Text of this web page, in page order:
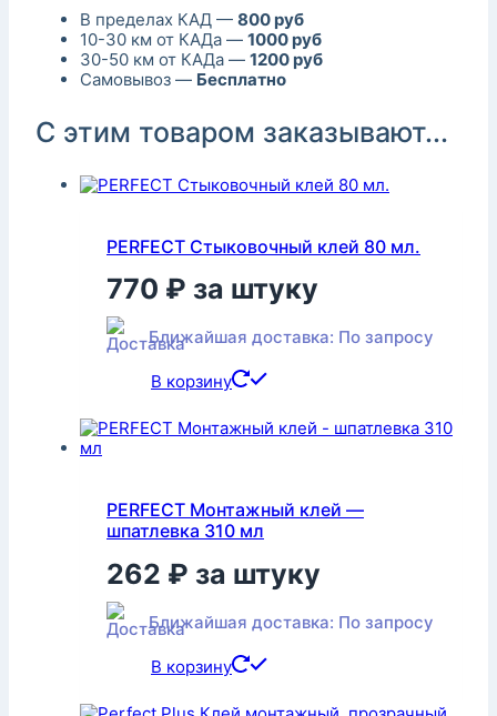
В пределах КАД — 800 руб
10-30 км от КАДа — 1000 руб
30-50 км от КАДа — 1200 руб
Самовывоз — Бесплатно
С этим товаром заказывают...
PERFECT Стыковочный клей 80 мл.
770 ₽ за штуку
Ближайшая доставка: По запросу
В корзину
PERFECT Монтажный клей —
шпатлевка 310 мл
262 ₽ за штуку
Ближайшая доставка: По запросу
В корзину